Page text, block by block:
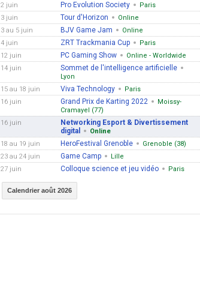
2 juin Pro Evolution Society
Paris
3 juin
Tour d'Horizon
Online
3 au 5 juin
BJV Game Jam
Online
4 juin
ZRT Trackmania Cup
Paris
12 juin
PC Gaming Show
Online - Worldwide
14 juin
Sommet de l'intelligence artificielle
Lyon
15 au 18 juin
Viva Technology
Paris
16 juin
Grand Prix de Karting 2022
Moissy-
Cramayel (77)
16 juin
Networking Esport & Divertissement
digital
Online
18 au 19 juin
HeroFestival Grenoble
Grenoble (38)
23 au 24 juin
Game Camp
Lille
27 juin
Colloque science et jeu vidéo Paris
Calendrier août 2026